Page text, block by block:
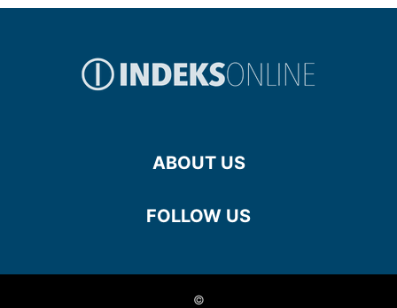
ABOUT US
FOLLOW US
©